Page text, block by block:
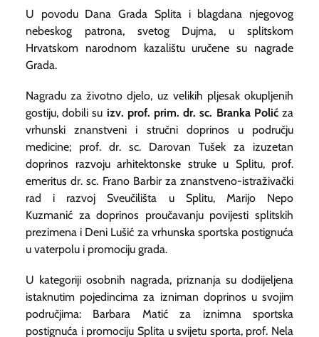
U povodu Dana Grada Splita i blagdana njegovog
nebeskog patrona, svetog Dujma, u splitskom
Hrvatskom narodnom kazalištu uručene su nagrade
Grada.
Nagradu za životno djelo, uz velikih pljesak okupljenih
gostiju, dobili su izv. prof. prim. dr. sc. Branka Polićza
vrhunski znanstveni i stručni doprinos u području
medicine; prof. dr. sc. Darovan Tušek za izuzetan
doprinos razvoju arhitektonske struke u Splitu, prof.
emeritus dr. sc. Frano Barbirza znanstveno-istraživački
rad i razvoj Sveučilišta u Splitu, Marijo Nepo
Kuzmanić za doprinos proučavanju povijesti splitskih
prezimena i Deni Lušić za vrhunska sportska postignuća
u vaterpolu i promociju grada.
U kategoriji osobnih nagrada, priznanja su dodijeljena
istaknutim pojedincima za izniman doprinos u svojim
područjima: Barbara Matićza iznimna sportska
postignuća i promociju Splita u svijetu sporta, prof. Nela